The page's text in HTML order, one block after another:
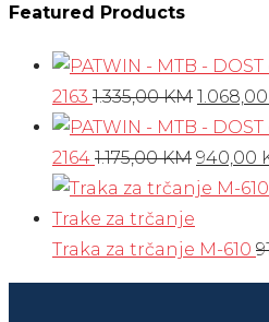
Featured Products
2163 1.335,00KM Izvorna
cijena
bila
je:
1.068,00
2164 1.175,00KM Izvorna
cijena
je:
1.175,00
940,00
Traka za trčanje M-610